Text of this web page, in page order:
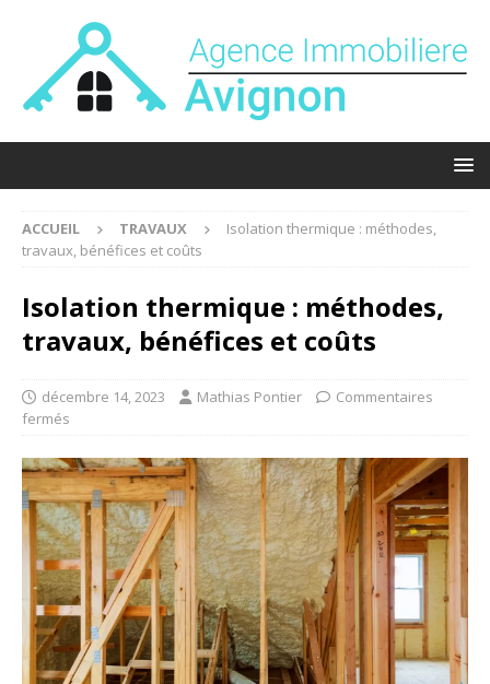
ACCUEIL TRAVAUX
Isolation thermique : méthodes,
travaux, bénéfices et coûts
Isolation thermique : méthodes,
travaux, bénéfices et coûts
décembre 14, 2023 Mathias Pontier
Commentaires
fermés